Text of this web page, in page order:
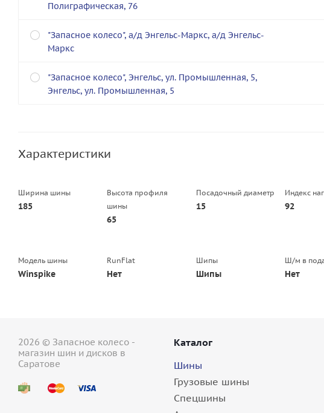
Полиграфическая, 76
"Запасное колесо", а/д Энгельс-Маркс, а/д Энгельс-
Маркс
"Запасное колесо", Энгельс, ул. Промышленная, 5,
Энгельс, ул. Промышленная, 5
Характеристики
Ширина шины
185
Высота профиля
шины
65
Посадочный диаметр
15
Индекс
92
Модель шины
Winspike
RunFlat
Нет
Шипы
Шипы
Ш/м в
Нет
2026 © Запасное колесо -
магазин шин и дисков в
Саратове
Каталог
Шины
Грузовые шины
Спецшины